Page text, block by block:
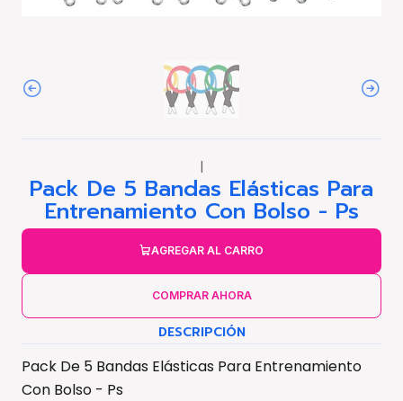
|
Pack De 5 Bandas Elásticas Para
Entrenamiento Con Bolso - Ps
AGREGAR AL CARRO
COMPRAR AHORA
DESCRIPCIÓN
Pack De 5 Bandas Elásticas Para Entrenamiento
Con Bolso - Ps